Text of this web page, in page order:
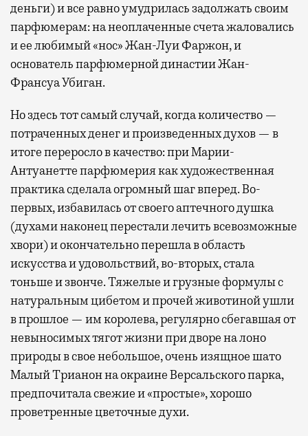
деньги) и все равно умудрилась задолжать своим
парфюмерам: на неоплаченные счета жаловались
и ее любимый «нос» Жан-Луи Фаржон, и
основатель парфюмерной династии Жан-
Франсуа Убиган.
Но здесь тот самый случай, когда количество —
потраченных денег и произведенных духов — в
итоге переросло в качество: при Марии-
Антуанетте парфюмерия как художественная
практика сделала огромный шаг вперед. Во-
первых, избавилась от своего аптечного душка
(духами наконец перестали лечить всевозможные
хвори) и окончательно перешла в область
искусства и удовольствий, во-вторых, стала
тоньше и звонче. Тяжелые и грузные формулы с
натуральным цибетом и прочей животиной ушли
в прошлое — им королева, регулярно cбегавшая от
невыносимых тягот жизни при дворе на лоно
природы в свое небольшое, очень изящное шато
Малый Трианон на окраине Версальского парка,
предпочитала свежие и «простые», хорошо
проветренные цветочные духи.